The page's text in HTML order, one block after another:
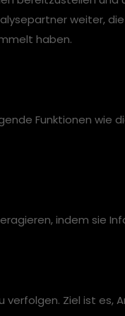
weiter,
haben.
Funktionen wie
indem sie
Ziel ist es,